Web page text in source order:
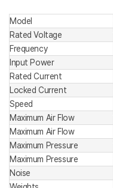
Model
Rated Voltage
Frequency
Input Power
Rated Current
Locked Current
Speed
Maximum Air Flow
Maximum Air Flow
Maximum Pressure
Maximum Pressure
Noise